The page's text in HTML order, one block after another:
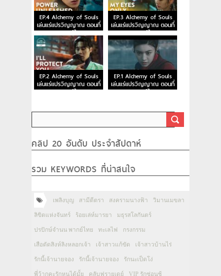
EP.4 Alchemy of Souls
เล่นแร่แปรวิญญาณ ตอนที่
4 พากย์ไทย
EP.3 Alchemy of Souls
เล่นแร่แปรวิญญาณ ตอนที่
3 พากย์ไทย
EP.2 Alchemy of Souls
เล่นแร่แปรวิญญาณ ตอนที่
2 พากย์ไทย
EP.1 Alchemy of Souls
เล่นแร่แปรวิญญาณ ตอนที่
1 พากย์ไทย
คลิป 20 อันดับ ประจำสัปดาห์
รวม KEYWORDS ที่น่าสนใจ
เพลิงบุญ สามีตีตรา สงครามนางฟ้า วิมานเมขลา
ลิขิตแห่งจันทร์ ร้อยเล่ห์มารยา มธุรสโลกันตร์
ปรปักษ์จำนน พากย์ไทย ทะเลไฟ กรงกรรม
เสือตัดสิงห์ลิงหลอกเจ้า เจ้าสาวแก้ขัด เจ้าสาวบ้านไร่
รักนี้เจ้านายจอง รักนี้เจ้านายจอง รักนะเป็ดโง่
พี่ว้ากคะรักหนูได้มั้ย คลับฟรายเดย์ VIP รักซ่อนชู้